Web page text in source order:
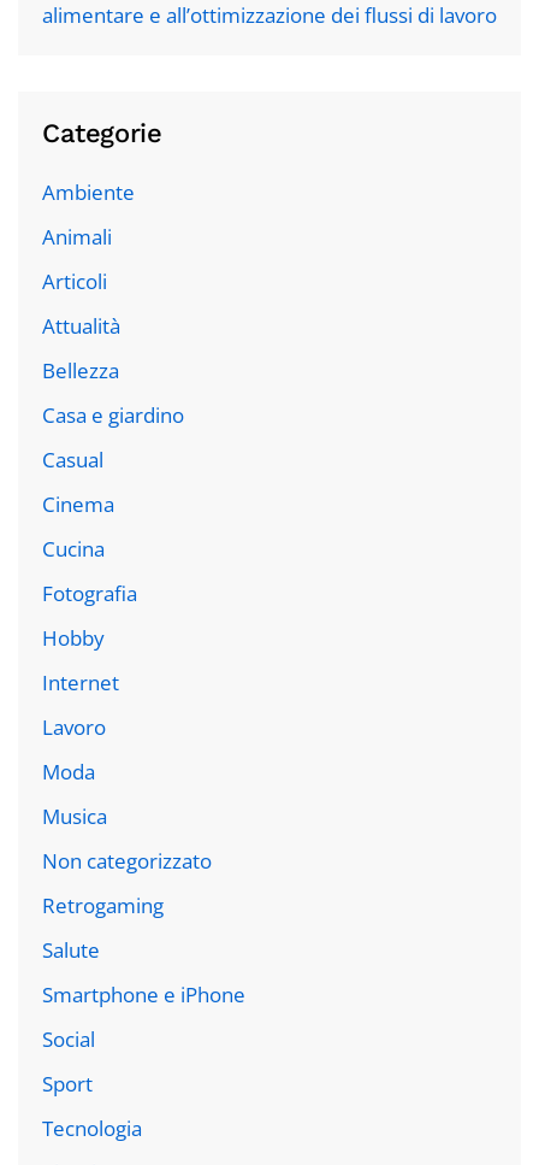
alimentare e all’ottimizzazione dei flussi di lavoro
Categorie
Ambiente
Animali
Articoli
Attualità
Bellezza
Casa e giardino
Casual
Cinema
Cucina
Fotografia
Hobby
Internet
Lavoro
Moda
Musica
Non categorizzato
Retrogaming
Salute
Smartphone e iPhone
Social
Sport
Tecnologia